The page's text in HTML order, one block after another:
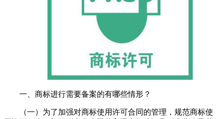
一、商标进行需要备案的有哪些情形？
（一）为了加强对商标使用许可合同的管理，规范商标使